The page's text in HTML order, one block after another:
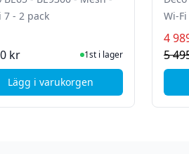
router - WiFi 7
7 - 2 pack
kr I Lager1st i lager
Lägg i varukorgen, TP-Link Deco BE65 - BE9300
Wi-
4
5